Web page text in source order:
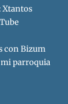
Xtantos
con Bizum
parroquia